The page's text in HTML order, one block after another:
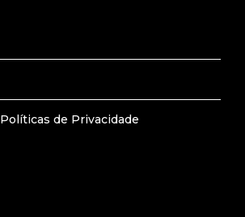
Políticas de Privacidade